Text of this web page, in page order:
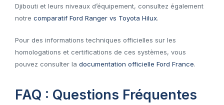
Djibouti et leurs niveaux d’équipement, consultez également
notre comparatif Ford Ranger vs Toyota Hilux.
Pour des informations techniques officielles sur les
homologations et certifications de ces systèmes, vous
pouvez consulter la documentation officielle Ford France.
FAQ : Questions Fréquentes